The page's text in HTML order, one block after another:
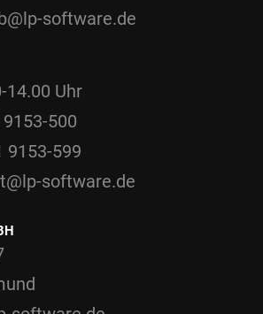
software.de
14.00 Uhr
500
9153-599
software.de